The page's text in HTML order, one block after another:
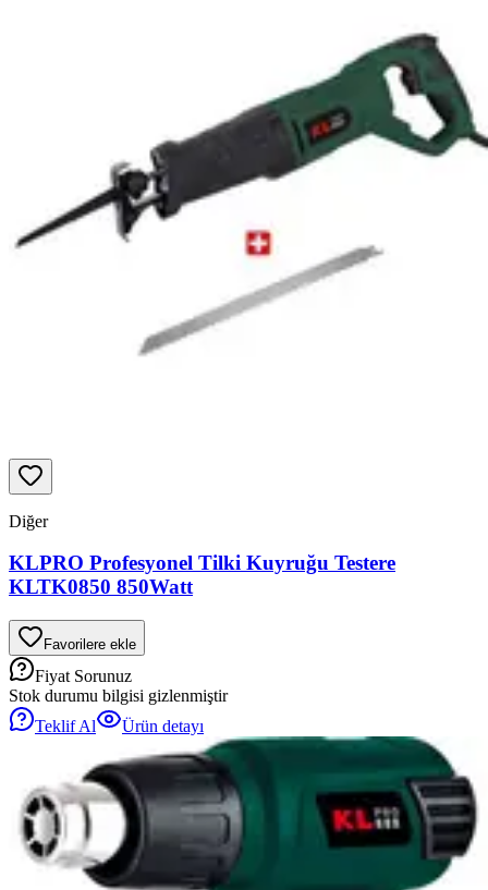
Diğer
KLPRO Profesyonel Tilki Kuyruğu Testere
KLTK0850 850Watt
Favorilere ekle
Fiyat Sorunuz
Stok durumu bilgisi gizlenmiştir
Teklif Al
Ürün detayı